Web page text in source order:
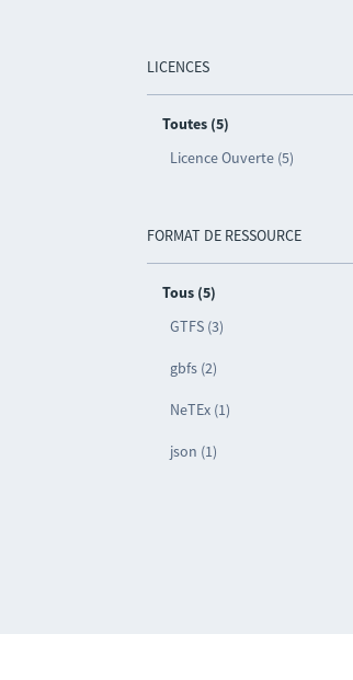
LICENCES
Toutes (5)
Licence Ouverte (5)
FORMAT DE RESSOURCE
Tous (5)
GTFS (3)
gbfs (2)
NeTEx (1)
json (1)